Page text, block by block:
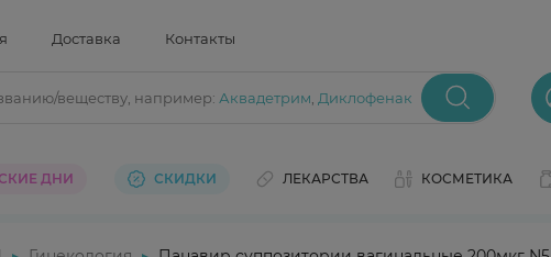
Доставка Контакты
веществу, например: Аквадетрим Диклофенак
ДНИ СКИДКИ ЛЕКАРСТВА КОСМЕТИКА